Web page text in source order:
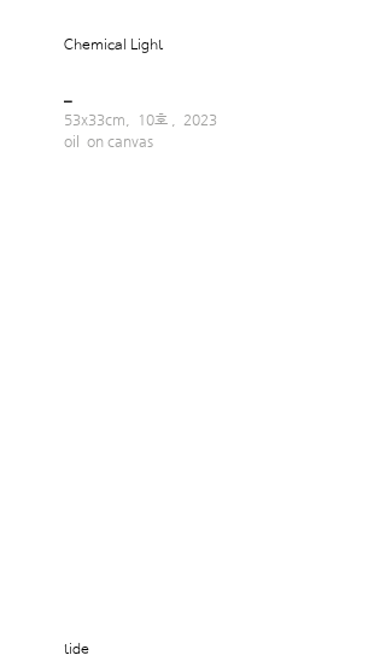
Chemical Light
53x33cm,  10호 ,  2023
oil  on canvas
tide